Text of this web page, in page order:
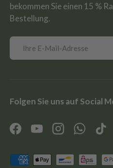
bekommen Sie einen 15 %
Bestellung.
Folgen Sie uns auf Social
FacebookYouTubeInstagram
Zahlungsmethoden